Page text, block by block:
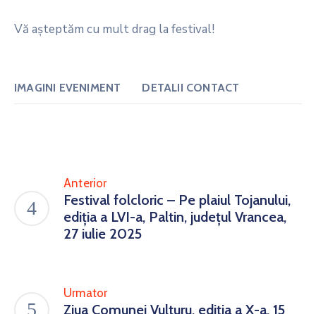
Vă așteptăm cu mult drag la festival!
IMAGINI EVENIMENT DETALII CONTACT
Anterior
Festival folcloric – Pe plaiul Tojanului,
ediția a LVI-a, Paltin, județul Vrancea,
27 iulie 2025
Urmator
Ziua Comunei Vulturu, ediția a X-a, 15